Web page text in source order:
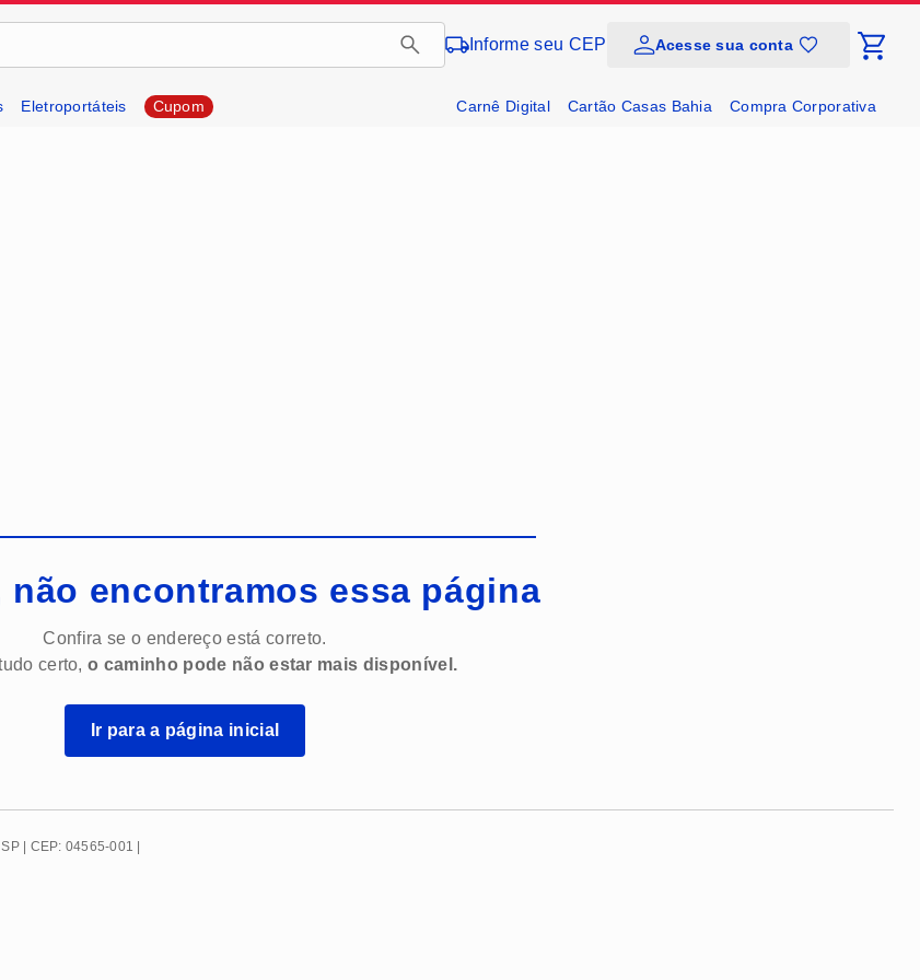
Informe seu CEP Acesse sua conta
Eletroportáteis Cupom Carnê Digital Cartão Casas Bahia Compra Corporativa
não encontramos essa página
Confira se o endereço está correto.
certo,o caminho pode não estar mais disponível.
Ir para a página inicial
| CEP: 04565-001 |